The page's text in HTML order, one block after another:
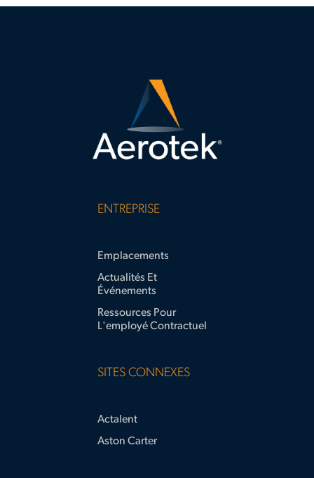
ENTREPRISE
Emplacements
Actualités Et
Événements
Ressources Pour
L'employé Contractuel
SITES CONNEXES
Actalent
Aston Carter